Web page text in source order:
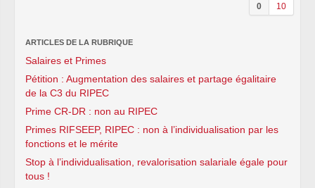
0 10
ARTICLES DE LA RUBRIQUE
Salaires et Primes
Pétition : Augmentation des salaires et partage égalitaire
de la C3 du RIPEC
Prime CR-DR : non au RIPEC
Primes RIFSEEP, RIPEC : non à l’individualisation par les
fonctions et le mérite
Stop à l’individualisation, revalorisation salariale égale pour
tous !